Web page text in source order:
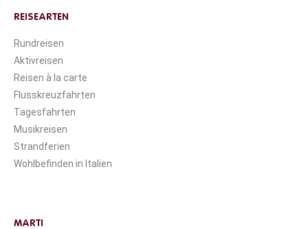
REISEARTEN
Rundreisen
Aktivreisen
Reisen à la carte
Flusskreuzfahrten
Tagesfahrten
Musikreisen
Strandferien
Wohlbefinden in Italien
MARTI